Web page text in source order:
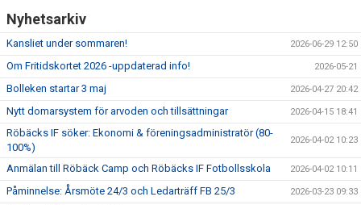
Nyhetsarkiv
Kansliet under sommaren! 2026-06-29 12:50
Om Fritidskortet 2026 -uppdaterad info! 2026-05-21
Bolleken startar 3 maj 2026-04-27 20:42
Nytt domarsystem för arvoden och tillsättningar 2026-04-15 18:41
Röbäcks IF söker: Ekonomi & föreningsadministratör (80-
100%)
2026-04-02 10:23
Anmälan till Röbäck Camp och Röbäcks IF Fotbollsskola 2026-04-02 10:11
Påminnelse: Årsmöte 24/3 och Ledarträff FB 25/3 2026-03-23 09:33